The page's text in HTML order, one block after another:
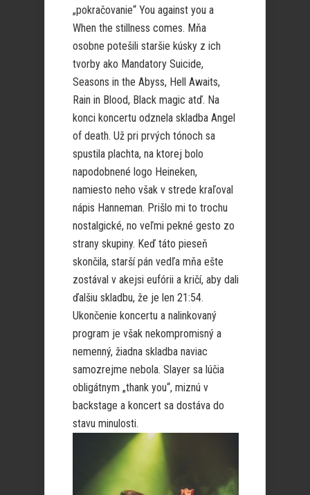
„pokračovanie“ You against you a
When the stillness comes. Mňa
osobne potešili staršie kúsky z ich
tvorby ako Mandatory Suicide,
Seasons in the Abyss, Hell Awaits,
Rain in Blood, Black magic atď. Na
konci koncertu odznela skladba Angel
of death. Už pri prvých tónoch sa
spustila plachta, na ktorej bolo
napodobnené logo Heineken,
namiesto neho však v strede kraľoval
nápis Hanneman. Prišlo mi to trochu
nostalgické, no veľmi pekné gesto zo
strany skupiny. Keď táto pieseň
skončila, starší pán vedľa mňa ešte
zostával v akejsi eufórii a kričí, aby dali
ďalšiu skladbu, že je len 21:54.
Ukončenie koncertu a nalinkovaný
program je však nekompromisný a
nemenný, žiadna skladba naviac
samozrejme nebola. Slayer sa lúčia
obligátnym „thank you“, miznú v
backstage a koncert sa dostáva do
stavu minulosti.